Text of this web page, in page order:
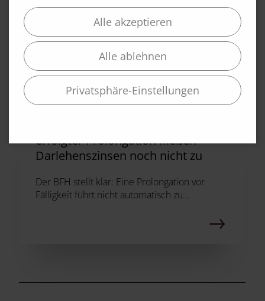
Mehr News Alle Beiträge ansehen
06.03.2026
Darlehen des beherrschenden
erfolgter Prolongation fließen
Darlehenszinsen noch nicht zu
Der BFH stellt klar: Eine Prolongation vor
Fälligkeit führt nicht automatisch zu...
Alle akzeptieren
Alle ablehnen
Privatsphäre-Einstellungen